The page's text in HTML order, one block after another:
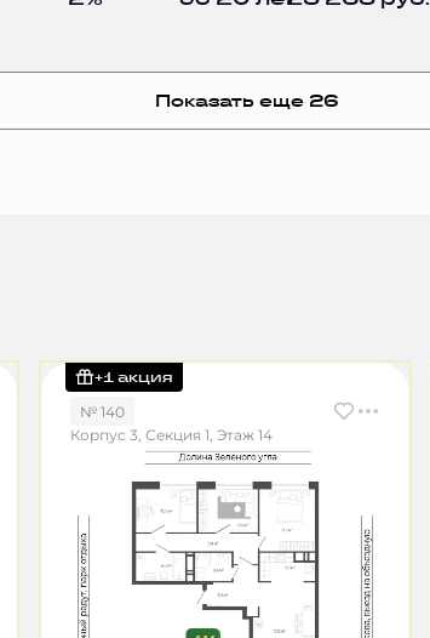
Показать еще 26
+1 акция
№ 140
Корпус 3, Секция 1, Этаж 14